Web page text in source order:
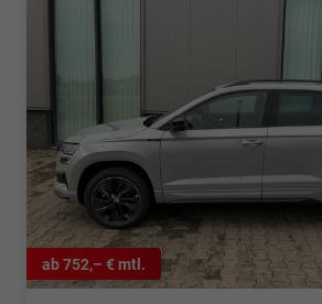
ab 752,– € mtl.